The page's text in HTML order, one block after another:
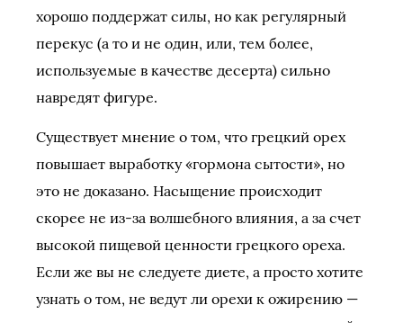
хорошо поддержат силы, но как регулярный
перекус (а то и не один, или, тем более,
используемые в качестве десерта) сильно
навредят фигуре.
Существует мнение о том, что грецкий орех
повышает выработку «гормона сытости», но
это не доказано. Насыщение происходит
скорее не из-за волшебного влияния, а за счет
высокой пищевой ценности грецкого ореха.
Если же вы не следуете диете, а просто хотите
узнать о том, не ведут ли орехи к ожирению —